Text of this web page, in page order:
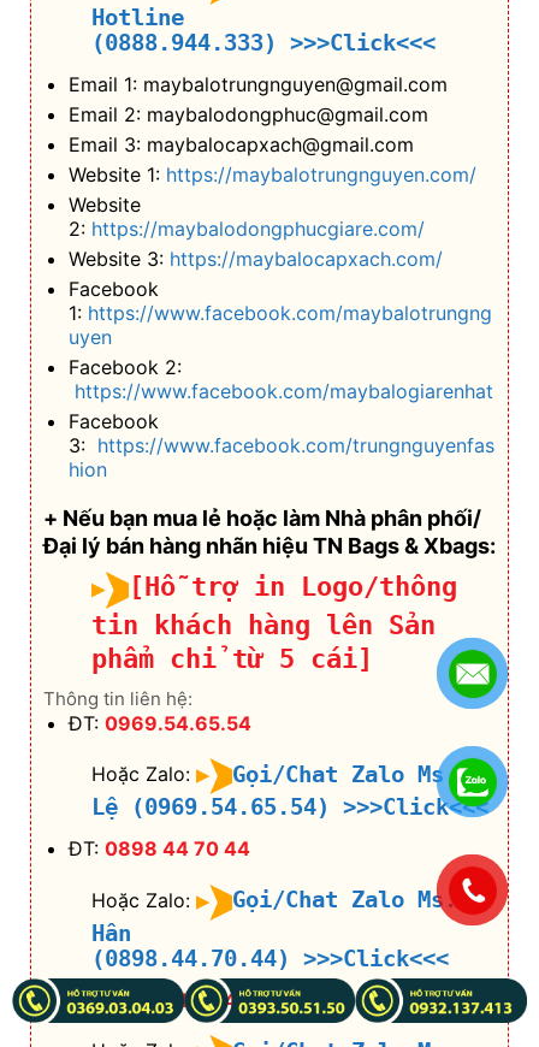
Hotline
(0888.944.333)
>>>Click<<<
Email 1: maybalotrungnguyen@gmail.com
Email 2: maybalodongphuc@gmail.com
Email 3: maybalocapxach@gmail.com
Website 1: https://maybalotrungnguyen.com/
Website
2: https://maybalodongphucgiare.com/
Website 3: https://maybalocapxach.com/
Facebook
1: https://www.facebook.com/maybalotrungng
uyen
Facebook 2:
https://www.facebook.com/maybalogiarenhat
Facebook
3: https://www.facebook.com/trungnguyenfas
hion
+ Nếu bạn mua lẻ hoặc làm Nhà phân phối/
Đại lý bán hàng nhãn hiệu TN Bags & Xbags:
[Hỗ trợ in Logo/thông
tin khách hàng lên Sản
phẩm chỉ từ 5 cái]
Thông tin liên hệ:
ĐT: 0969.54.65.54
Hoặc Zalo:
Gọi/Chat Zalo Ms.
Lệ (0969.54.65.54)
>>>Click<<<
ĐT: 0898 44 70 44
Hoặc Zalo:
Gọi/Chat Zalo Ms.
Hân
(0898.44.70.44)
>>>Click<<<
ĐT:0898 44 67 44
.